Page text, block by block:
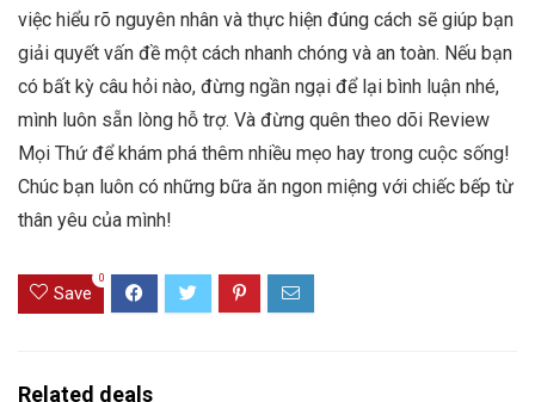
việc hiểu rõ nguyên nhân và thực hiện đúng cách sẽ giúp bạn
giải quyết vấn đề một cách nhanh chóng và an toàn. Nếu bạn
có bất kỳ câu hỏi nào, đừng ngần ngại để lại bình luận nhé,
mình luôn sẵn lòng hỗ trợ. Và đừng quên theo dõi Review
Mọi Thứ để khám phá thêm nhiều mẹo hay trong cuộc sống!
Chúc bạn luôn có những bữa ăn ngon miệng với chiếc bếp từ
thân yêu của mình!
Save
0
Related deals